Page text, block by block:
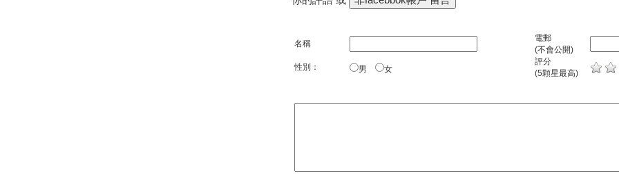
名稱
電郵
(不會公開)
性別：
男 女
評分
(5顆星最高)